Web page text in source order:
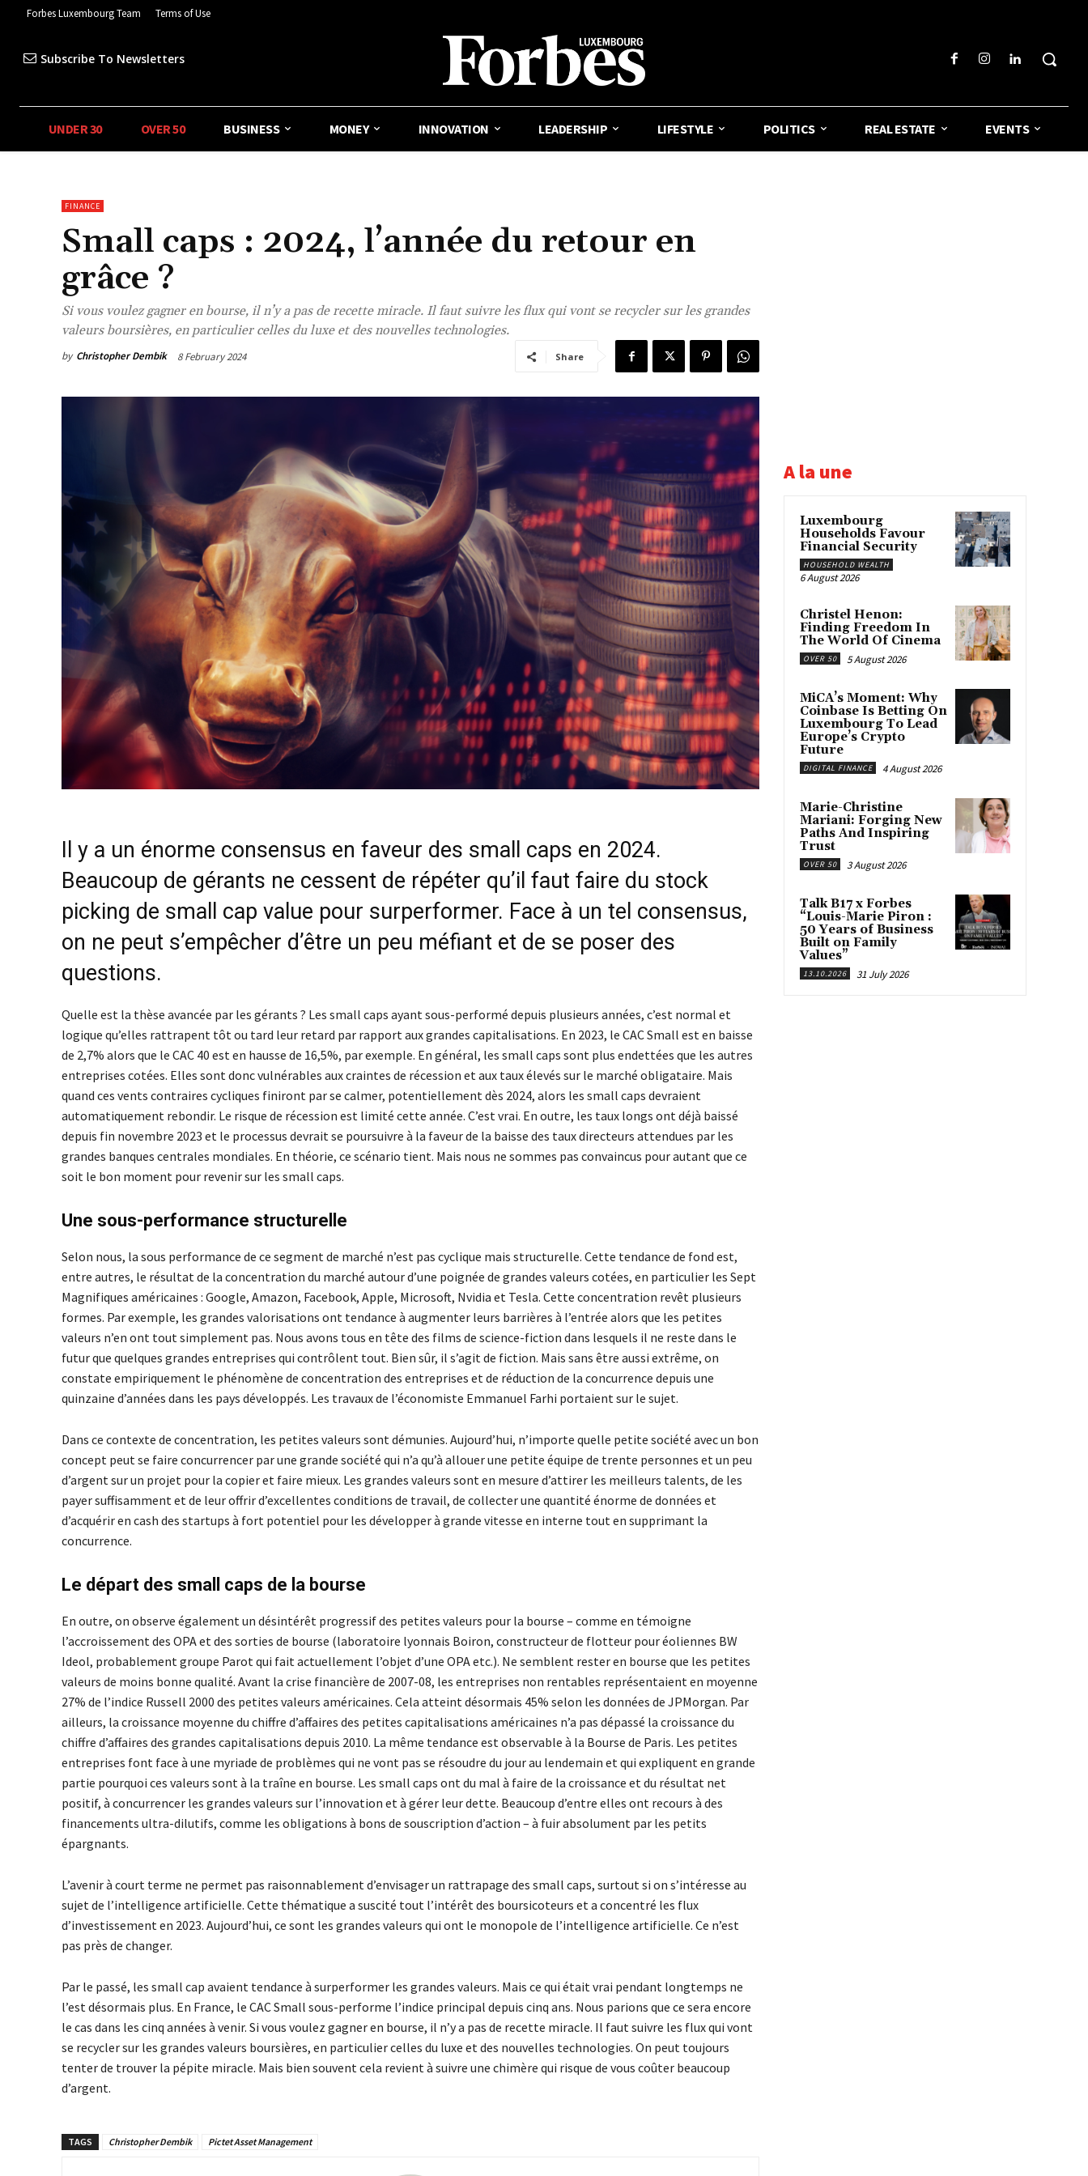
Forbes Luxembourg Team Terms of Use
Subscribe To Newsletters
UNDER 30 OVER 50 BUSINESS MONEY INNOVATION LEADERSHIP LIFESTYLE POLITICS REAL ESTATE EVENTS
FINANCE
Small caps : 2024, l’année du retour en
grâce ?
Si vous voulez gagner en bourse, il n’y a pas de recette miracle. Il faut suivre les flux qui vont se recycler sur les grandes
valeurs boursières, en particulier celles du luxe et des nouvelles technologies.
by Christopher Dembik 8 February 2024 Share
Il y a un énorme consensus en faveur des small caps en 2024.
Beaucoup de gérants ne cessent de répéter qu’il faut faire du stock
picking de small cap value pour surperformer. Face à un tel consensus,
on ne peut s’empêcher d’être un peu méfiant et de se poser des
questions.
Quelle est la thèse avancée par les gérants ? Les small caps ayant sous-performé depuis plusieurs années, c’est normal et
logique qu’elles rattrapent tôt ou tard leur retard par rapport aux grandes capitalisations. En 2023, le CAC Small est en baisse
de 2,7% alors que le CAC 40 est en hausse de 16,5%, par exemple. En général, les small caps sont plus endettées que les autres
entreprises cotées. Elles sont donc vulnérables aux craintes de récession et aux taux élevés sur le marché obligataire. Mais
quand ces vents contraires cycliques finiront par se calmer, potentiellement dès 2024, alors les small caps devraient
automatiquement rebondir. Le risque de récession est limité cette année. C’est vrai. En outre, les taux longs ont déjà baissé
depuis fin novembre 2023 et le processus devrait se poursuivre à la faveur de la baisse des taux directeurs attendues par les
grandes banques centrales mondiales. En théorie, ce scénario tient. Mais nous ne sommes pas convaincus pour autant que ce
soit le bon moment pour revenir sur les small caps.
Une sous-performance structurelle
Selon nous, la sous performance de ce segment de marché n’est pas cyclique mais structurelle. Cette tendance de fond est,
entre autres, le résultat de la concentration du marché autour d’une poignée de grandes valeurs cotées, en particulier les Sept
Magnifiques américaines : Google, Amazon, Facebook, Apple, Microsoft, Nvidia et Tesla. Cette concentration revêt plusieurs
formes. Par exemple, les grandes valorisations ont tendance à augmenter leurs barrières à l’entrée alors que les petites
valeurs n’en ont tout simplement pas. Nous avons tous en tête des films de science-fiction dans lesquels il ne reste dans le
futur que quelques grandes entreprises qui contrôlent tout. Bien sûr, il s’agit de fiction. Mais sans être aussi extrême, on
constate empiriquement le phénomène de concentration des entreprises et de réduction de la concurrence depuis une
quinzaine d’années dans les pays développés. Les travaux de l’économiste Emmanuel Farhi portaient sur le sujet.
Dans ce contexte de concentration, les petites valeurs sont démunies. Aujourd’hui, n’importe quelle petite société avec un bon
concept peut se faire concurrencer par une grande société qui n’a qu’à allouer une petite équipe de trente personnes et un peu
d’argent sur un projet pour la copier et faire mieux. Les grandes valeurs sont en mesure d’attirer les meilleurs talents, de les
payer suffisamment et de leur offrir d’excellentes conditions de travail, de collecter une quantité énorme de données et
d’acquérir en cash des startups à fort potentiel pour les développer à grande vitesse en interne tout en supprimant la
concurrence.
Le départ des small caps de la bourse
En outre, on observe également un désintérêt progressif des petites valeurs pour la bourse – comme en témoigne
l’accroissement des OPA et des sorties de bourse (laboratoire lyonnais Boiron, constructeur de flotteur pour éoliennes BW
Ideol, probablement groupe Parot qui fait actuellement l’objet d’une OPA etc.). Ne semblent rester en bourse que les petites
valeurs de moins bonne qualité. Avant la crise financière de 2007-08, les entreprises non rentables représentaient en moyenne
27% de l’indice Russell 2000 des petites valeurs américaines. Cela atteint désormais 45% selon les données de JPMorgan. Par
ailleurs, la croissance moyenne du chiffre d’affaires des petites capitalisations américaines n’a pas dépassé la croissance du
chiffre d’affaires des grandes capitalisations depuis 2010. La même tendance est observable à la Bourse de Paris. Les petites
entreprises font face à une myriade de problèmes qui ne vont pas se résoudre du jour au lendemain et qui expliquent en grande
partie pourquoi ces valeurs sont à la traîne en bourse. Les small caps ont du mal à faire de la croissance et du résultat net
positif, à concurrencer les grandes valeurs sur l’innovation et à gérer leur dette. Beaucoup d’entre elles ont recours à des
financements ultra-dilutifs, comme les obligations à bons de souscription d’action – à fuir absolument par les petits
épargnants.
L’avenir à court terme ne permet pas raisonnablement d’envisager un rattrapage des small caps, surtout si on s’intéresse au
sujet de l’intelligence artificielle. Cette thématique a suscité tout l’intérêt des boursicoteurs et a concentré les flux
d’investissement en 2023. Aujourd’hui, ce sont les grandes valeurs qui ont le monopole de l’intelligence artificielle. Ce n’est
pas près de changer.
Par le passé, les small cap avaient tendance à surperformer les grandes valeurs. Mais ce qui était vrai pendant longtemps ne
l’est désormais plus. En France, le CAC Small sous-performe l’indice principal depuis cinq ans. Nous parions que ce sera encore
le cas dans les cinq années à venir. Si vous voulez gagner en bourse, il n’y a pas de recette miracle. Il faut suivre les flux qui vont
se recycler sur les grandes valeurs boursières, en particulier celles du luxe et des nouvelles technologies. On peut toujours
tenter de trouver la pépite miracle. Mais bien souvent cela revient à suivre une chimère qui risque de vous coûter beaucoup
d’argent.
TAGS Christopher Dembik Pictet Asset Management
A la une
Luxembourg
Households Favour
Financial Security
HOUSEHOLD WEALTH
6 August 2026
Christel Henon:
Finding Freedom In
The World Of Cinema
OVER 50 5 August 2026
MiCA’s Moment: Why
Coinbase Is Betting On
Luxembourg To Lead
Europe’s Crypto
Future
DIGITAL FINANCE 4 August 2026
Marie-Christine
Mariani: Forging New
Paths And Inspiring
Trust
OVER 50 3 August 2026
Talk B17 x Forbes
“Louis-Marie Piron :
50 Years of Business
Built on Family
Values”
13.10.2026 31 July 2026